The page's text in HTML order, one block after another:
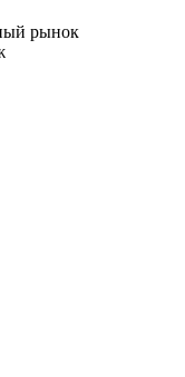
рынок